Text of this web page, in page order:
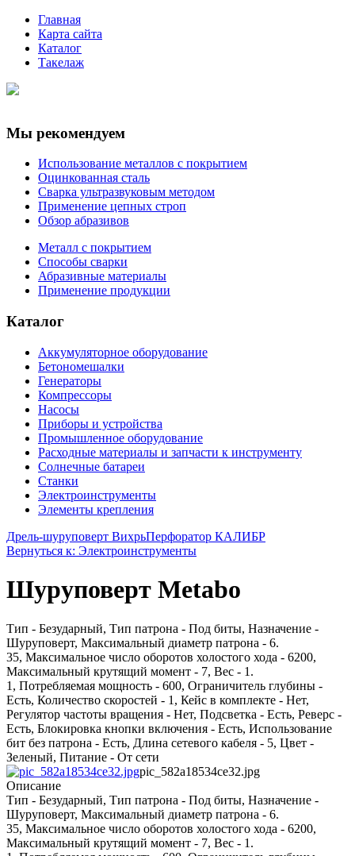
Главная
Карта сайта
Каталог
Такелаж
Мы рекомендуем
Использование металлов с покрытием
Оцинкованная сталь
Сварка ультразвуковым методом
Применение цепных строп
Обзор абразивов
Металл с покрытием
Способы сварки
Абразивные материалы
Применение продукции
Каталог
Аккумуляторное оборудование
Бетономешалки
Генераторы
Компрессоры
Насосы
Приборы и устройства
Промышленное оборудование
Расходные материалы и запчасти к инструменту
Солнечные батареи
Станки
Электроинструменты
Элементы крепления
Дрель-шуруповерт ВихрьПерфоратор КАЛИБР
Вернуться к: Электроинструменты
Шуруповерт Metabo
Тип - Безударный, Тип патрона - Под биты, Назначение -
Шуруповерт, Максимальный диаметр патрона - 6.
35, Максимальное число оборотов холостого хода - 6200,
Максимальный крутящий момент - 7, Вес - 1.
1, Потребляемая мощность - 600, Ограничитель глубины -
Есть, Количество скоростей - 1, Кейс в комплекте - Нет,
Регулятор частоты вращения - Нет, Подсветка - Есть, Реверс -
Есть, Блокировка кнопки включения - Есть, Использование
бит без патрона - Есть, Длина сетевого кабеля - 5, Цвет -
Зеленый, Питание - От сети
pic_582a18534ce32.jpg
Описание
Тип - Безударный, Тип патрона - Под биты, Назначение -
Шуруповерт, Максимальный диаметр патрона - 6.
35, Максимальное число оборотов холостого хода - 6200,
Максимальный крутящий момент - 7, Вес - 1.